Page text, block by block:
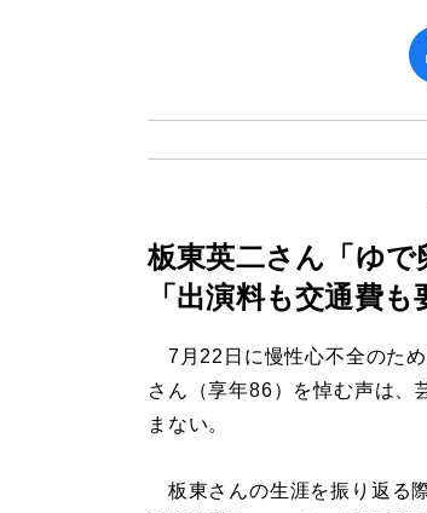
板東英二さん「ゆ
「出演料も交通費
7月22日に慢性心不全のた
さん（享年86）を悼む声は、
まない。
板東さんの生涯を振り返る